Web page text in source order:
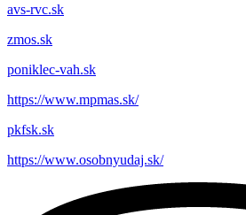
avs-rvc.sk
zmos.sk
poniklec-vah.sk
https://www.mpmas.sk/
pkfsk.sk
https://www.osobnyudaj.sk/